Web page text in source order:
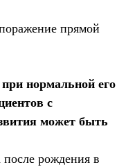
прямой
нормальной его
с
может быть
рождения в